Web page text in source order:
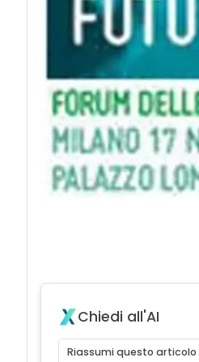
Chiedi all'AI
Riassumi questo articolo